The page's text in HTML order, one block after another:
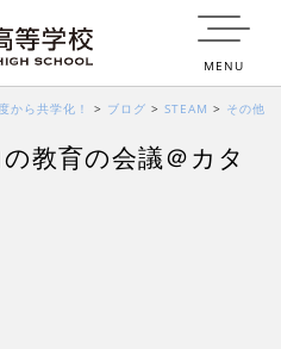
MENU
から共学化！ > ブログ > STEAM > その他
ール教育の会議＠カタ